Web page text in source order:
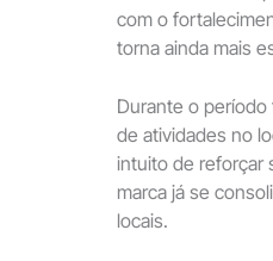
com o
torna ainda mais
Durante o período
de atividades no
intuito de reforçar
marca já se
locais.